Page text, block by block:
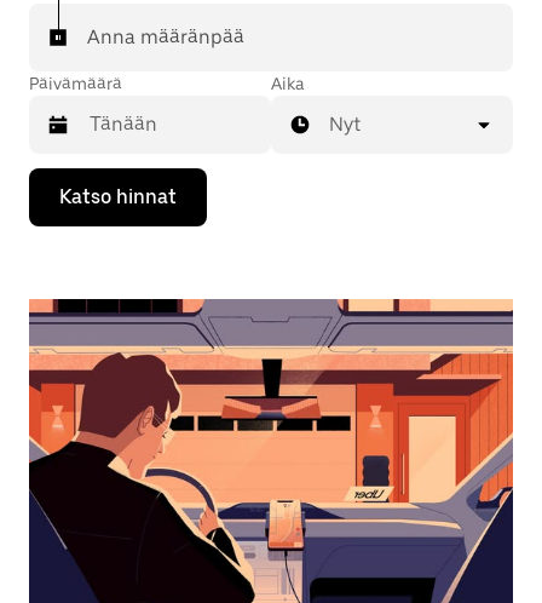
Anna määränpää
Päivämäärä
Valitse
päivämäärä
kalenterissa
Sulje
Esc-
painikkeella.
Aika
Nyt
Katso hinnat